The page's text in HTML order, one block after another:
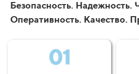
Безопасность. Надежность.
Оперативность. Качество.
01